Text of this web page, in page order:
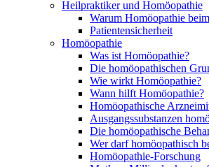
Heilpraktiker und Homöopathie
Warum Homöopathie
Patientensicherheit
Homöopathie
Was ist Homöopathie?
Die homöopathischen
Wie wirkt Homöopathie?
Wann hilft Homöopathie?
Homöopathische
Ausgangssubstanzen
Die homöopathische
Wer darf homöopathisch
Homöopathie-Forschung